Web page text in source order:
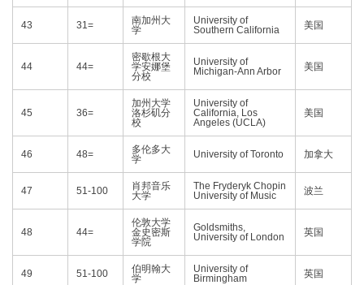
43 31=
南加州大
学
University of
Southern California
美国
44 44=
密歇根大
学安娜堡
分校
University of
Michigan-Ann Arbor
美国
45 36=
加州大学
洛杉矶分
校
University of
California, Los
Angeles (UCLA)
美国
46 48=
多伦多大
学
University of Toronto 加拿大
47 51-100
肖邦音乐
大学
The Fryderyk Chopin
University of Music
波兰
48 44=
伦敦大学
金史密斯
学院
Goldsmiths,
University of London
英国
49 51-100
伯明翰大
学
University of
Birmingham
英国